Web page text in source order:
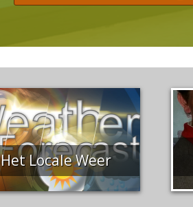
Het Locale Weer